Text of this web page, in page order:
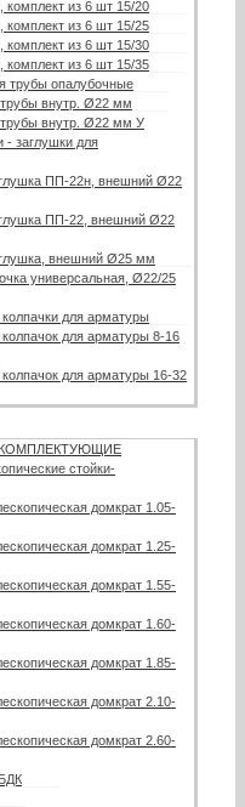
комплект из 6 шт 15/20
комплект из 6 шт 15/25
комплект из 6 шт 15/30
комплект из 6 шт 15/35
трубы опалубочные
внутр. Ø22 мм
трубы внутр. Ø22 мм У
- заглушки для
ПП-22н, внешний Ø22
ПП-22, внешний Ø22
внешний Ø25 мм
универсальная, Ø22/25
для арматуры
для арматуры 8-16
для арматуры 16-32
стойки-
домкрат 1.05-
домкрат 1.25-
домкрат 1.55-
домкрат 1.60-
домкрат 1.85-
домкрат 2.10-
домкрат 2.60-